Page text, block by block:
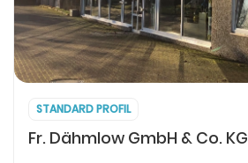
STANDARD PROFIL
Fr. Dähmlow GmbH & Co. KG